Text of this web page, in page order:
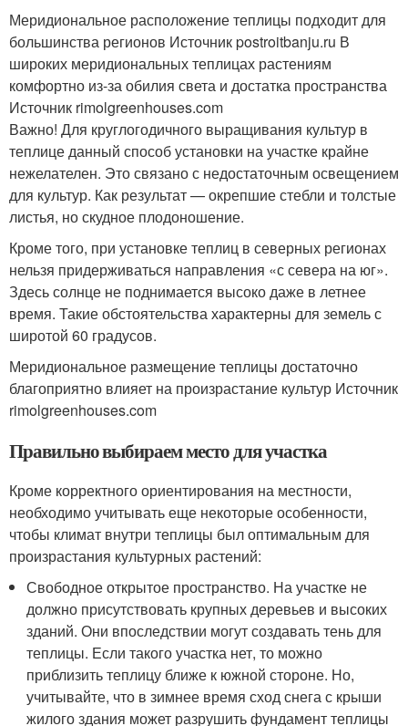
Меридиональное расположение теплицы подходит для
большинства регионов Источник postroitbanju.ru В
широких меридиональных теплицах растениям
комфортно из-за обилия света и достатка пространства
Источник rimolgreenhouses.com
Важно! Для круглогодичного выращивания культур в
теплице данный способ установки на участке крайне
нежелателен. Это связано с недостаточным освещением
для культур. Как результат — окрепшие стебли и толстые
листья, но скудное плодоношение.
Кроме того, при установке теплиц в северных регионах
нельзя придерживаться направления «с севера на юг».
Здесь солнце не поднимается высоко даже в летнее
время. Такие обстоятельства характерны для земель с
широтой 60 градусов.
Меридиональное размещение теплицы достаточно
благоприятно влияет на произрастание культур Источник
rimolgreenhouses.com
Правильно выбираем место для участка
Кроме корректного ориентирования на местности,
необходимо учитывать еще некоторые особенности,
чтобы климат внутри теплицы был оптимальным для
произрастания культурных растений:
Свободное открытое пространство. На участке не
должно присутствовать крупных деревьев и высоких
зданий. Они впоследствии могут создавать тень для
теплицы. Если такого участка нет, то можно
приблизить теплицу ближе к южной стороне. Но,
учитывайте, что в зимнее время сход снега с крыши
жилого здания может разрушить фундамент теплицы